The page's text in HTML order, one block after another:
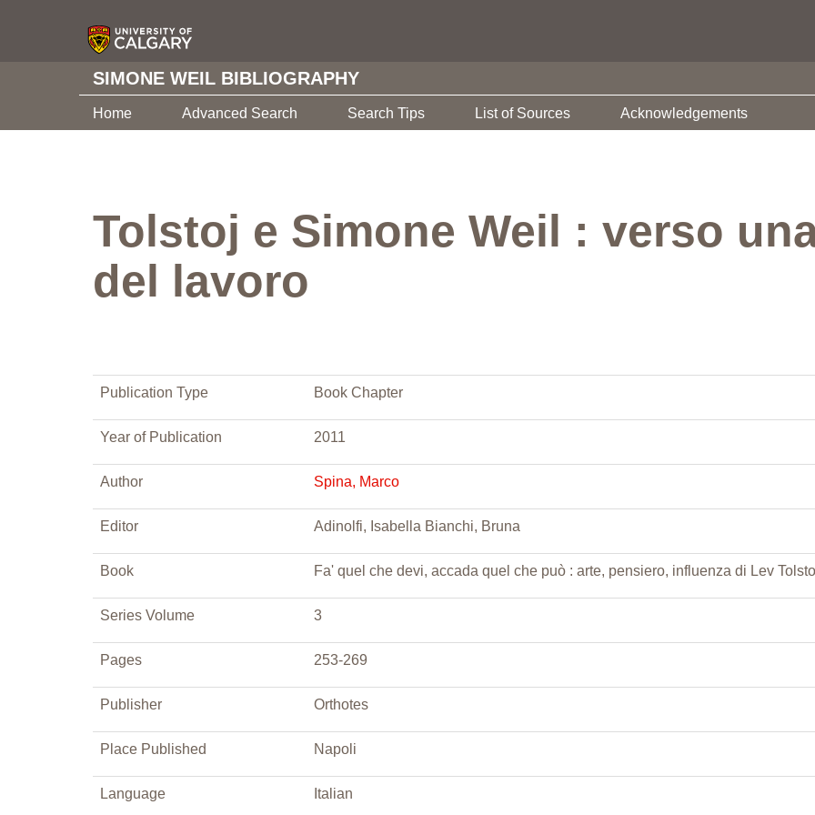
SIMONE WEIL BIBLIOGRAPHY
Home Advanced Search Search Tips List of Sources Acknowledgements
Tolstoj e Simone Weil : verso
del lavoro
Publication Type Book Chapter
Year of Publication 2011
Author Spina, Marco
Editor Adinolfi, Isabella Bianchi, Bruna
Book Fa' quel che devi, accada quel che può : arte, pensiero, influenza di Lev
Series Volume 3
Pages 253-269
Publisher Orthotes
Place Published Napoli
Language Italian